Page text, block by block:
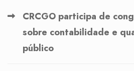
CRCGO participa de
sobre contabilidade e
público